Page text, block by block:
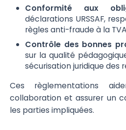
Conformité aux
déclarations URSSAF,
règles anti-fraude à la
Contrôle des bonnes
sur la qualité
sécurisation juridique des
Ces règlementations
collaboration et assurer un
les parties impliquées.